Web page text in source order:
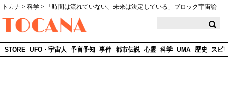
トカナ > 科学 >
「時間は流れていない、未来は決定している」ブロック宇宙論
STORE UFO・宇宙人 予言予知 事件 都市伝説 心霊 科学 UMA 歴史 スピ